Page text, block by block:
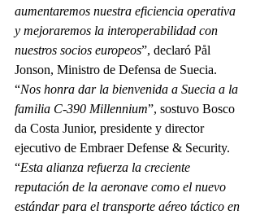
aumentaremos nuestra eficiencia operativa
y mejoraremos la interoperabilidad con
nuestros socios europeos”, declaró Pål
Jonson, Ministro de Defensa de Suecia.
“Nos honra dar la bienvenida a Suecia a la
familia C-390 Millennium”, sostuvo Bosco
da Costa Junior, presidente y director
ejecutivo de Embraer Defense & Security.
“Esta alianza refuerza la creciente
reputación de la aeronave como el nuevo
estándar para el transporte aéreo táctico en